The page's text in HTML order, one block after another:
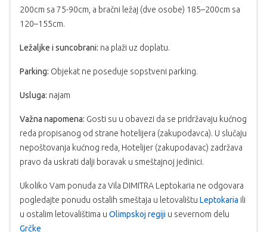
200cm sa 75-90cm, a bračni ležaj (dve osobe) 185–200cm sa
120–155cm.
Ležaljke i suncobrani: na plaži uz doplatu.
Parking: Objekat ne poseduje sopstveni parking.
Usluga: najam
Važna napomena: Gosti su u obavezi da se pridržavaju kućnog
reda propisanog od strane hotelijera (zakupodavca). U slučaju
nepoštovanja kućnog reda, Hotelijer (zakupodavac) zadržava
pravo da uskrati dalji boravak u smeštajnoj jedinici.
Ukoliko Vam ponuda za Vila DIMITRA Leptokaria ne odgovara
pogledajte ponudu ostalih smeštaja u letovalištu Leptokaria ili
u ostalim letovalištima u Olimpskoj regiji u severnom delu
Grčke